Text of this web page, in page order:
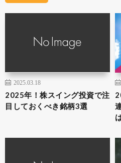
2025.03.18
2025年！株スイング投資で注
目しておくべき銘柄3選